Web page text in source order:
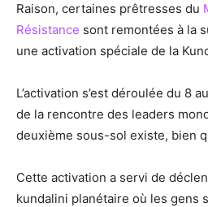
Raison, certaines prêtresses du
Résistance sont remontées à la
une activation spéciale de la
L’activation s’est déroulée du 8
de la rencontre des leaders
deuxième sous-sol existe, bien
Cette activation a servi de
kundalini planétaire où les gens